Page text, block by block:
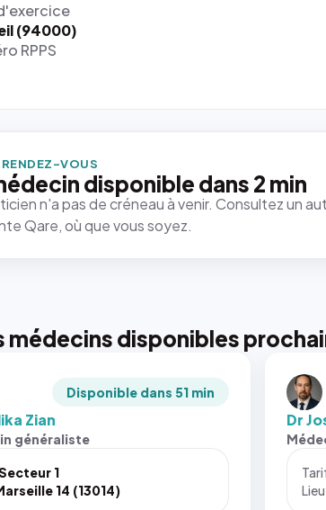
(94000)
RPPS
VOUS
disponible dans 2 min
n'a pas de créneau à venir. Consultez un
Qare, où que vous soyez.
médecins disponibles
Disponible dans 51 min
Zian
généraliste
1
14 (13014)
Dr
Lieu